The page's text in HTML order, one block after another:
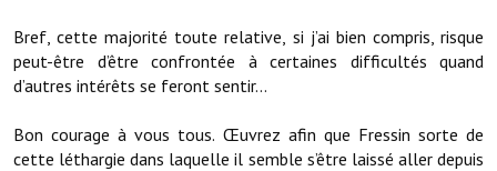
Fêtes et manifestations
Numéros d'urgence
Terrains et maisons à vendre
Bref, cette majorité toute relative, si j’ai bien compris, risque
peut-être d’être confrontée à certaines difficultés quand
d’autres intérêts se feront sentir…
Bon courage à vous tous. Œuvrez afin que Fressin sorte de
cette léthargie dans laquelle il semble s’être laissé aller depuis